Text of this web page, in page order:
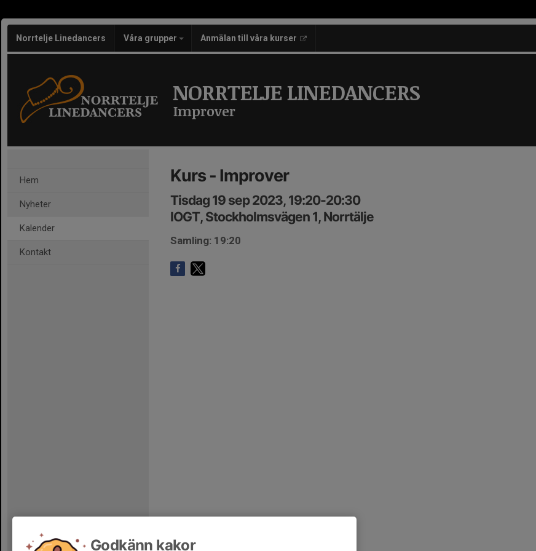
Norrtelje Linedancers Våra grupper Anmälan till våra kurser
NORRTELJE LINEDANCERS
Improver
Hem
Nyheter
Kalender
Kontakt
Kurs - Improver
Tisdag 19 sep 2023, 19:20-20:30
IOGT, Stockholmsvägen 1, Norrtälje
Samling: 19:20
Godkänn kakor